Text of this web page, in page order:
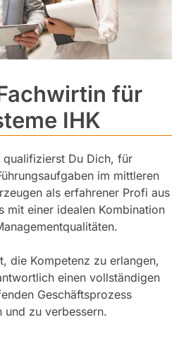
für
IHK
Du Dich, für
im mittleren
als erfahrener Profi aus
mit einer idealen Kombination
die Kompetenz zu erlangen,
einen vollständigen
Geschäftsprozess
und zu verbessern.